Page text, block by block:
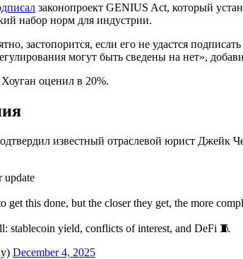
законопроект GENIUS Act, который
набор норм для индустрии.
застопорится, если его не удастся
могут быть сведены на нет»,
оценил в 20%.
известный отраслевой юрист Джейк
update
get this done, but the closer they get, the more
stablecoin yield, conflicts of interest, and DeFi 🧵
December 4, 2025